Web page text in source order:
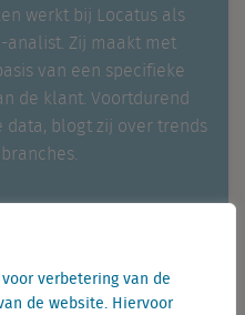
verbetering van de
de website. Hiervoor
werkt bij Locatus als
Zij maakt met
van een specifieke
de klant. Voortdurend
data, blogt zij over trends